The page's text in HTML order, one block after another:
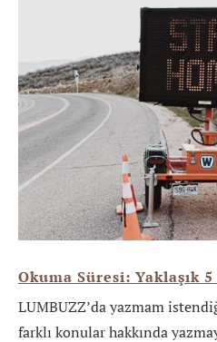
Okuma Süresi: Yaklaşık 5
LUMBUZZ’da yazmam
farklı konular hakkında